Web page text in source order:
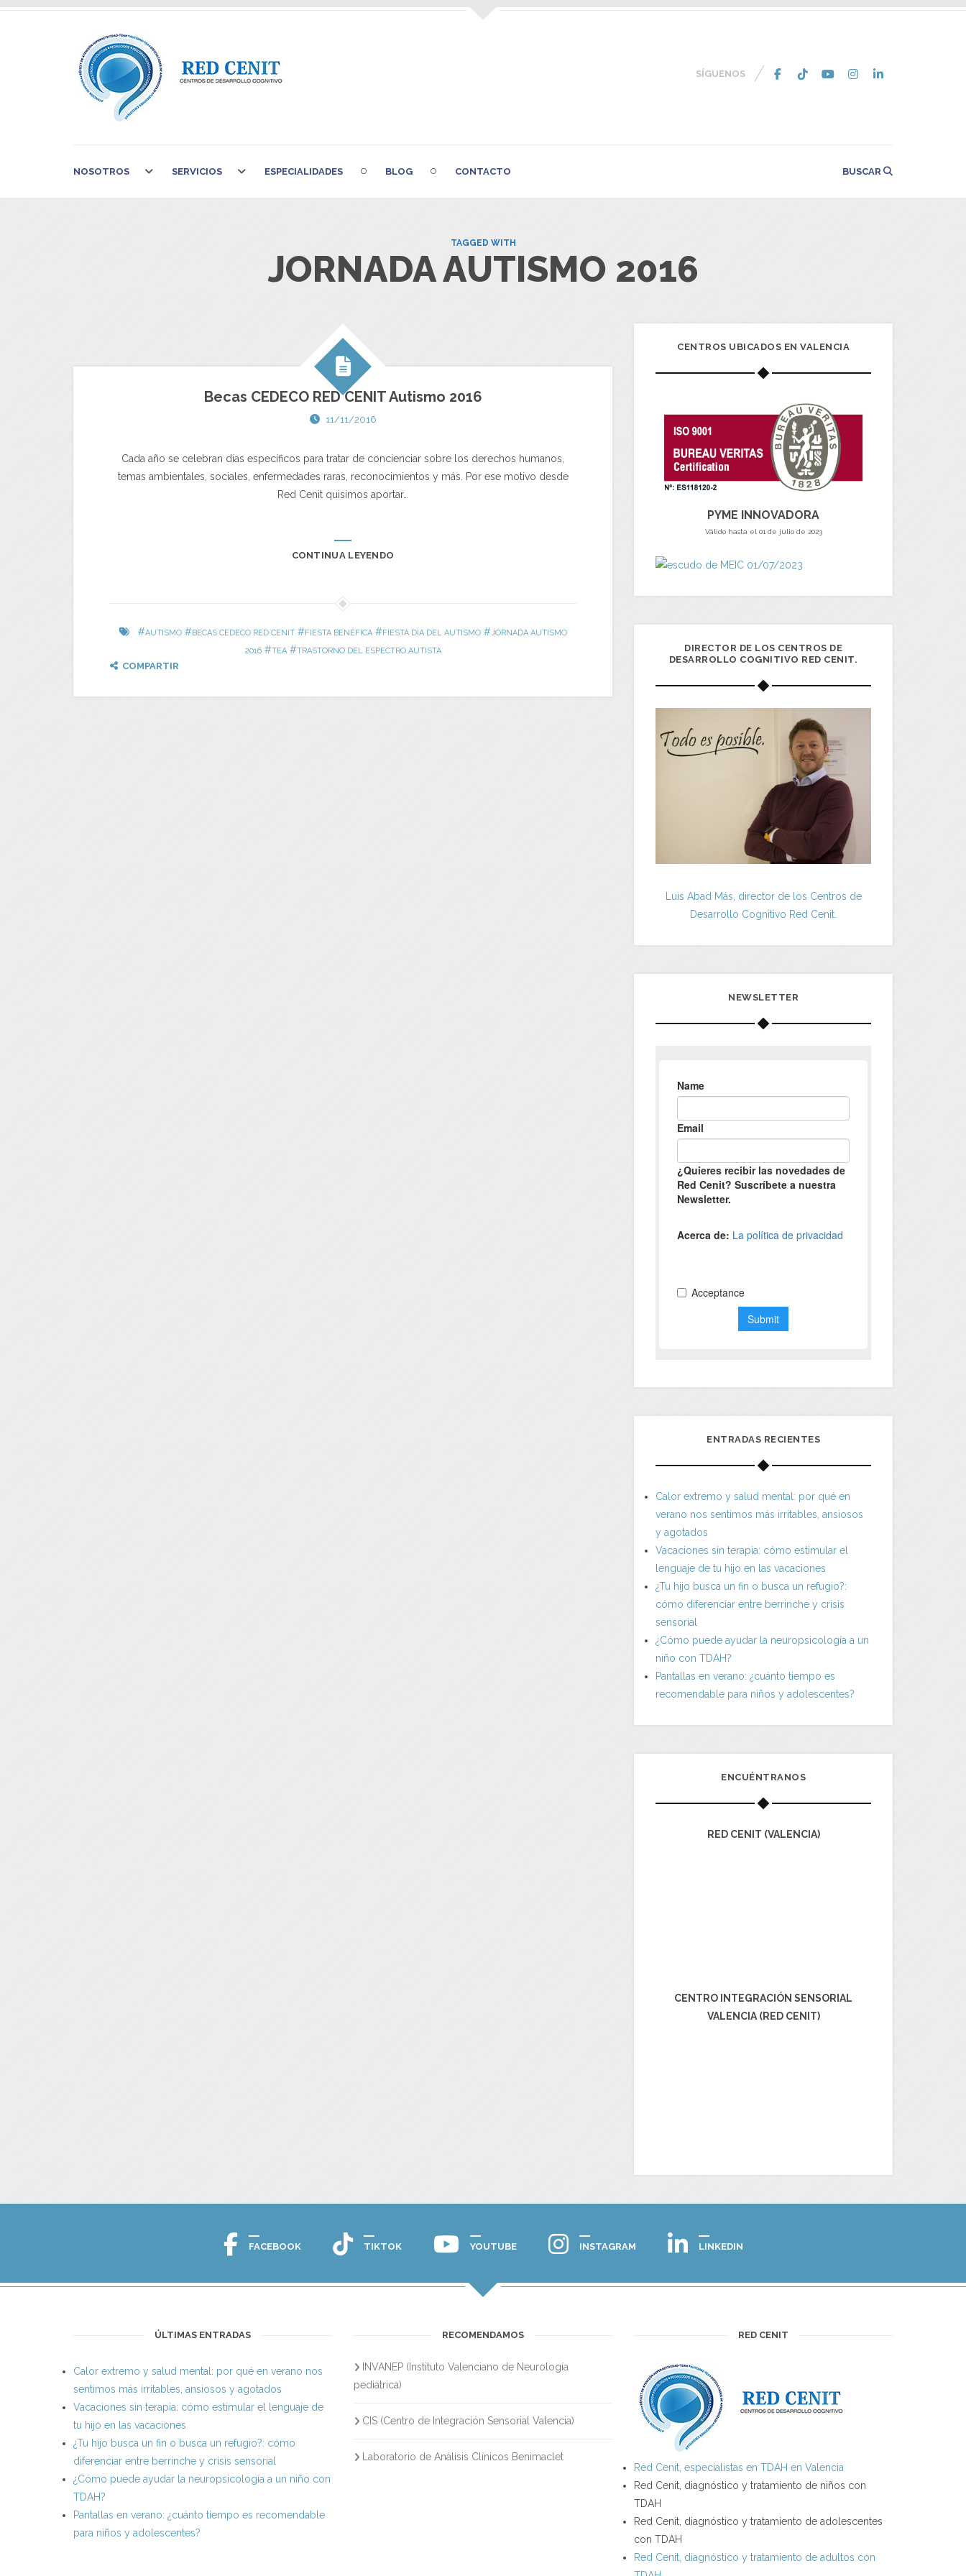
SÍGUENOS
NOSOTROS SERVICIOS ESPECIALIDADES BLOG CONTACTO BUSCAR
TAGGED WITH
JORNADA AUTISMO 2016
Becas CEDECO RED CENIT Autismo 2016
11/11/2016
Cada año se celebran días específicos para tratar de concienciar sobre los derechos humanos,
temas ambientales, sociales, enfermedades raras, reconocimientos y más. Por ese motivo desde
Red Cenit quisimos aportar…
CONTINUA LEYENDO
#AUTISMO#BECAS CEDECO RED CENIT#FIESTA BENÉFICA#FIESTA DÍA DEL AUTISMO#JORNADA AUTISMO
2016#TEA#TRASTORNO DEL ESPECTRO AUTISTA
COMPARTIR
CENTROS UBICADOS EN VALENCIA
PYME INNOVADORA
Válido hasta el 01 de julio de 2023
DIRECTOR DE LOS CENTROS DE
DESARROLLO COGNITIVO RED CENIT.
Luis Abad Más, director de los Centros de
Desarrollo Cognitivo Red Cenit.
NEWSLETTER
ENTRADAS RECIENTES
Calor extremo y salud mental: por qué en
verano nos sentimos más irritables, ansiosos
y agotados
Vacaciones sin terapia: cómo estimular el
lenguaje de tu hijo en las vacaciones
¿Tu hijo busca un fin o busca un refugio?:
cómo diferenciar entre berrinche y crisis
sensorial
¿Cómo puede ayudar la neuropsicología a un
niño con TDAH?
Pantallas en verano: ¿cuánto tiempo es
recomendable para niños y adolescentes?
ENCUÉNTRANOS
RED CENIT (VALENCIA)
CENTRO INTEGRACIÓN SENSORIAL
VALENCIA (RED CENIT)
FACEBOOK TIKTOK YOUTUBE INSTAGRAM LINKEDIN
ÚLTIMAS ENTRADAS
Calor extremo y salud mental: por qué en verano nos
sentimos más irritables, ansiosos y agotados
Vacaciones sin terapia: cómo estimular el lenguaje de
tu hijo en las vacaciones
¿Tu hijo busca un fin o busca un refugio?: cómo
diferenciar entre berrinche y crisis sensorial
¿Cómo puede ayudar la neuropsicología a un niño con
TDAH?
Pantallas en verano: ¿cuánto tiempo es recomendable
para niños y adolescentes?
RECOMENDAMOS
INVANEP (Instituto Valenciano de Neurología
pediátrica)
CIS (Centro de Integración Sensorial Valencia)
Laboratorio de Análisis Clínicos Benimaclet
RED CENIT
Red Cenit, especialistas en TDAH en Valencia
Red Cenit, diagnóstico y tratamiento de niños con
TDAH
Red Cenit, diagnóstico y tratamiento de adolescentes
con TDAH
Red Cenit, diagnóstico y tratamiento de adultos con